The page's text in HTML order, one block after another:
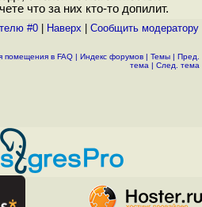
что за них кто-то допилит.
#0 Наверх Cообщить модератору
помещения в FAQ | Индекс форумов | Темы | Пред.
тема | След. тема